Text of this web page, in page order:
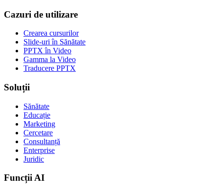
Cazuri de utilizare
Crearea cursurilor
Slide-uri în Sănătate
PPTX în Video
Gamma la Video
Traducere PPTX
Soluții
Sănătate
Educație
Marketing
Cercetare
Consultanță
Enterprise
Juridic
Funcții AI